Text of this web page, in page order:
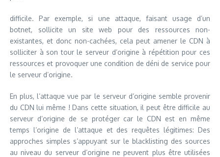
difficile. Par exemple, si une attaque, faisant usage d’un
botnet, sollicite un site web pour des ressources non-
existantes, et donc non-cachées, cela peut amener le CDN à
solliciter à son tour le serveur d’origine à répétition pour ces
ressources et provoquer une condition de déni de service pour
le serveur d’origine.
En plus, l’attaque vue par le serveur d’origine semble provenir
du CDN lui même ! Dans cette situation, il peut être difficile au
serveur d’origine de se protéger car le CDN est en même
temps l’origine de l’attaque et des requêtes légitimes: Des
approches simples s’appuyant sur le blacklisting des sources
au niveau du serveur d’origine ne peuvent plus être utilisées